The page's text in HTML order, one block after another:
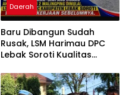
Daerah
Baru Dibangun Sudah
Rusak, LSM Harimau DPC
Lebak Soroti Kualitas
Cikeusik-Simpang Cijaku